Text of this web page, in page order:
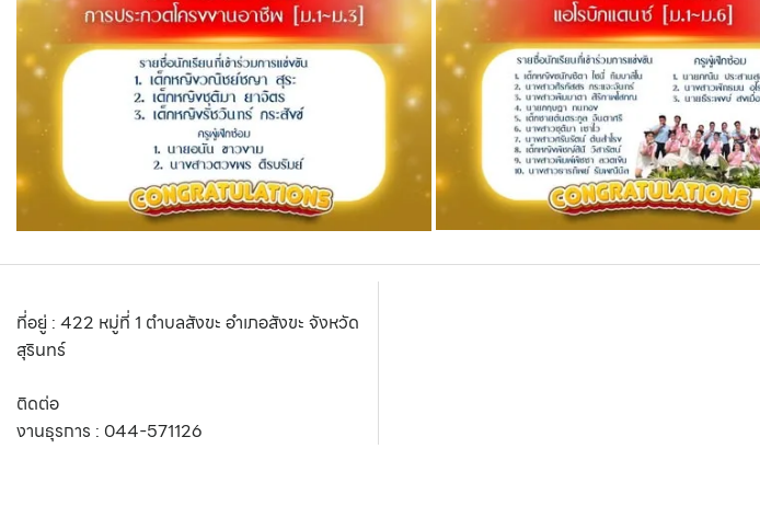
ที่อยู่ : 422 หมู่ที่ 1 ตำบลสังขะ อำเภอสังขะ จังหวัด
สุรินทร์
ติดต่อ
งานธุรการ : 044-571126